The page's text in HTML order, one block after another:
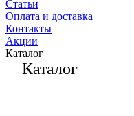
Статьи
Оплата и доставка
Контакты
Акции
Каталог
Каталог